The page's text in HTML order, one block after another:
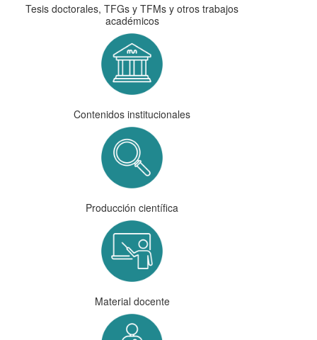
Tesis doctorales, TFGs y TFMs y otros trabajos
académicos
Contenidos institucionales
Producción científica
Material docente